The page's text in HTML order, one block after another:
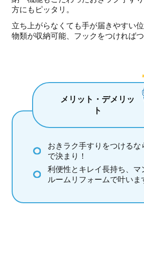
方にもピッタリ。
立ち上がらなくても手が届きやすい
物類が収納可能、フックをつければ
メリット・デメリッ
ト
おきラク手すりをつけるな
で決まり！
利便性とキレイ長持ち、マ
ルームリフォームで叶いま